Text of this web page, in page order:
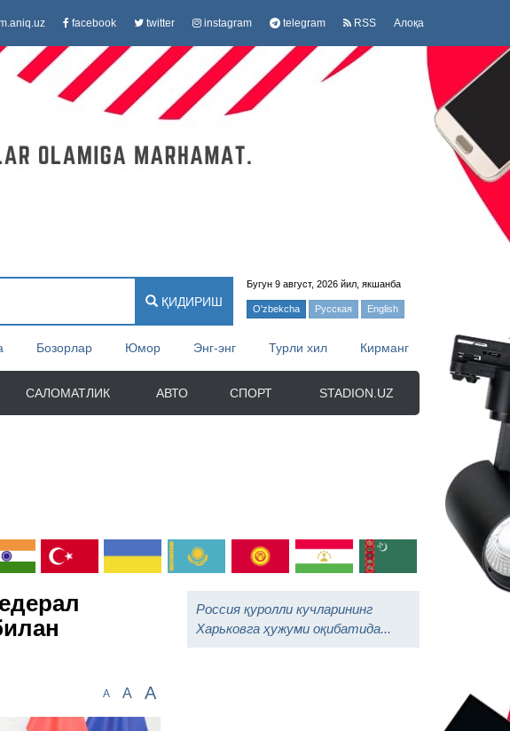
facebook twitter instagram telegram RSS Алоқа
ҚИДИРИШ
Бугун 9 август, 2026 йил, якшанба
O'zbekcha Русская English
Бозорлар Юмор Энг-энг Турли хил Кирманг
САЛОМАТЛИК АВТО СПОРТ STADION.UZ
A A A
Россия қуролли кучларининг
Харьковга ҳужуми оқибатида...